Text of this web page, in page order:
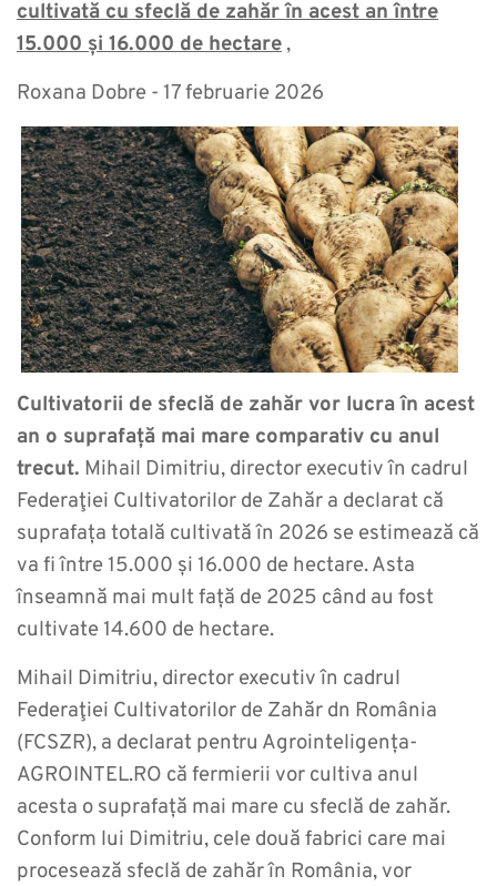
cultivată cu sfeclă de zahăr în acest an între
15.000 și 16.000 de hectare ,
Roxana Dobre - 17 februarie 2026
Cultivatorii de sfeclă de zahăr vor lucra în acest
an o suprafață mai mare comparativ cu anul
trecut. Mihail Dimitriu, director executiv în cadrul
Federaţiei Cultivatorilor de Zahăr a declarat că
suprafața totală cultivată în 2026 se estimează că
va fi între 15.000 și 16.000 de hectare. Asta
înseamnă mai mult față de 2025 când au fost
cultivate 14.600 de hectare.
Mihail Dimitriu, director executiv în cadrul
Federaţiei Cultivatorilor de Zahăr dn România
(FCSZR), a declarat pentru Agrointeligența-
AGROINTEL.RO că fermierii vor cultiva anul
acesta o suprafață mai mare cu sfeclă de zahăr.
Conform lui Dimitriu, cele două fabrici care mai
procesează sfeclă de zahăr în România, vor